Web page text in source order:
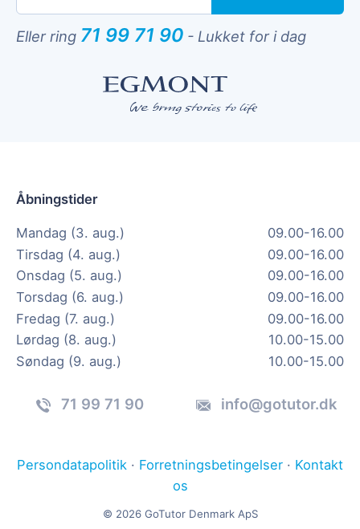
Eller ring 71 99 71 90 - Lukket for i dag
Åbningstider
Mandag (3. aug.)
09.00-16.00
Tirsdag (4. aug.)
09.00-16.00
Onsdag (5. aug.)
09.00-16.00
Torsdag (6. aug.)
09.00-16.00
Fredag (7. aug.)
09.00-16.00
Lørdag (8. aug.)
10.00-15.00
Søndag (9. aug.)
10.00-15.00
71 99 71 90 info@gotutor.dk
Persondatapolitik · Forretningsbetingelser · Kontakt
os
© 2026 GoTutor Denmark ApS